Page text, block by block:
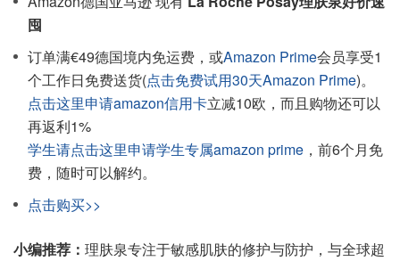
囤
订单满€49德国境内免运费，或Amazon Prime会员享受1
个工作日免费送货(点击免费试用30天Amazon Prime)。
点击这里申请amazon信用卡立减10欧，而且购物还可以
再返利1%
学生请点击这里申请学生专属amazon prime ，前6个月免
费，随时可以解约。
点击购买>>
小编推荐： 理肤泉专注于敏感肌肤的修护与防护，与全球超